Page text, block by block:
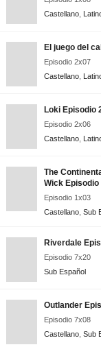
Castellano
El juego del
Episodio 2x07
Castellano
Loki Episodio
Episodio 2x06
Castellano
The
Wick Episodio
Episodio 1x03
Castellano Sub
Riverdale
Episodio 7x20
Sub Español
Outlander
Episodio 7x08
Castellano Sub